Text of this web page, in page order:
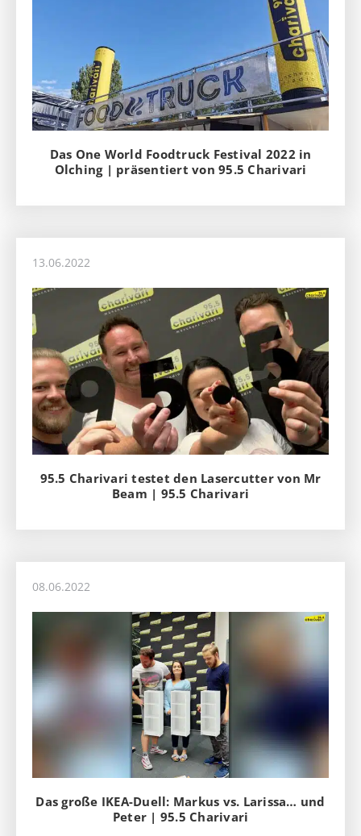
Das One World Foodtruck Festival 2022 in
Olching | präsentiert von 95.5 Charivari
13.06.2022
95.5 Charivari testet den Lasercutter von Mr
Beam | 95.5 Charivari
08.06.2022
Das große IKEA-Duell: Markus vs. Larissa… und
Peter | 95.5 Charivari